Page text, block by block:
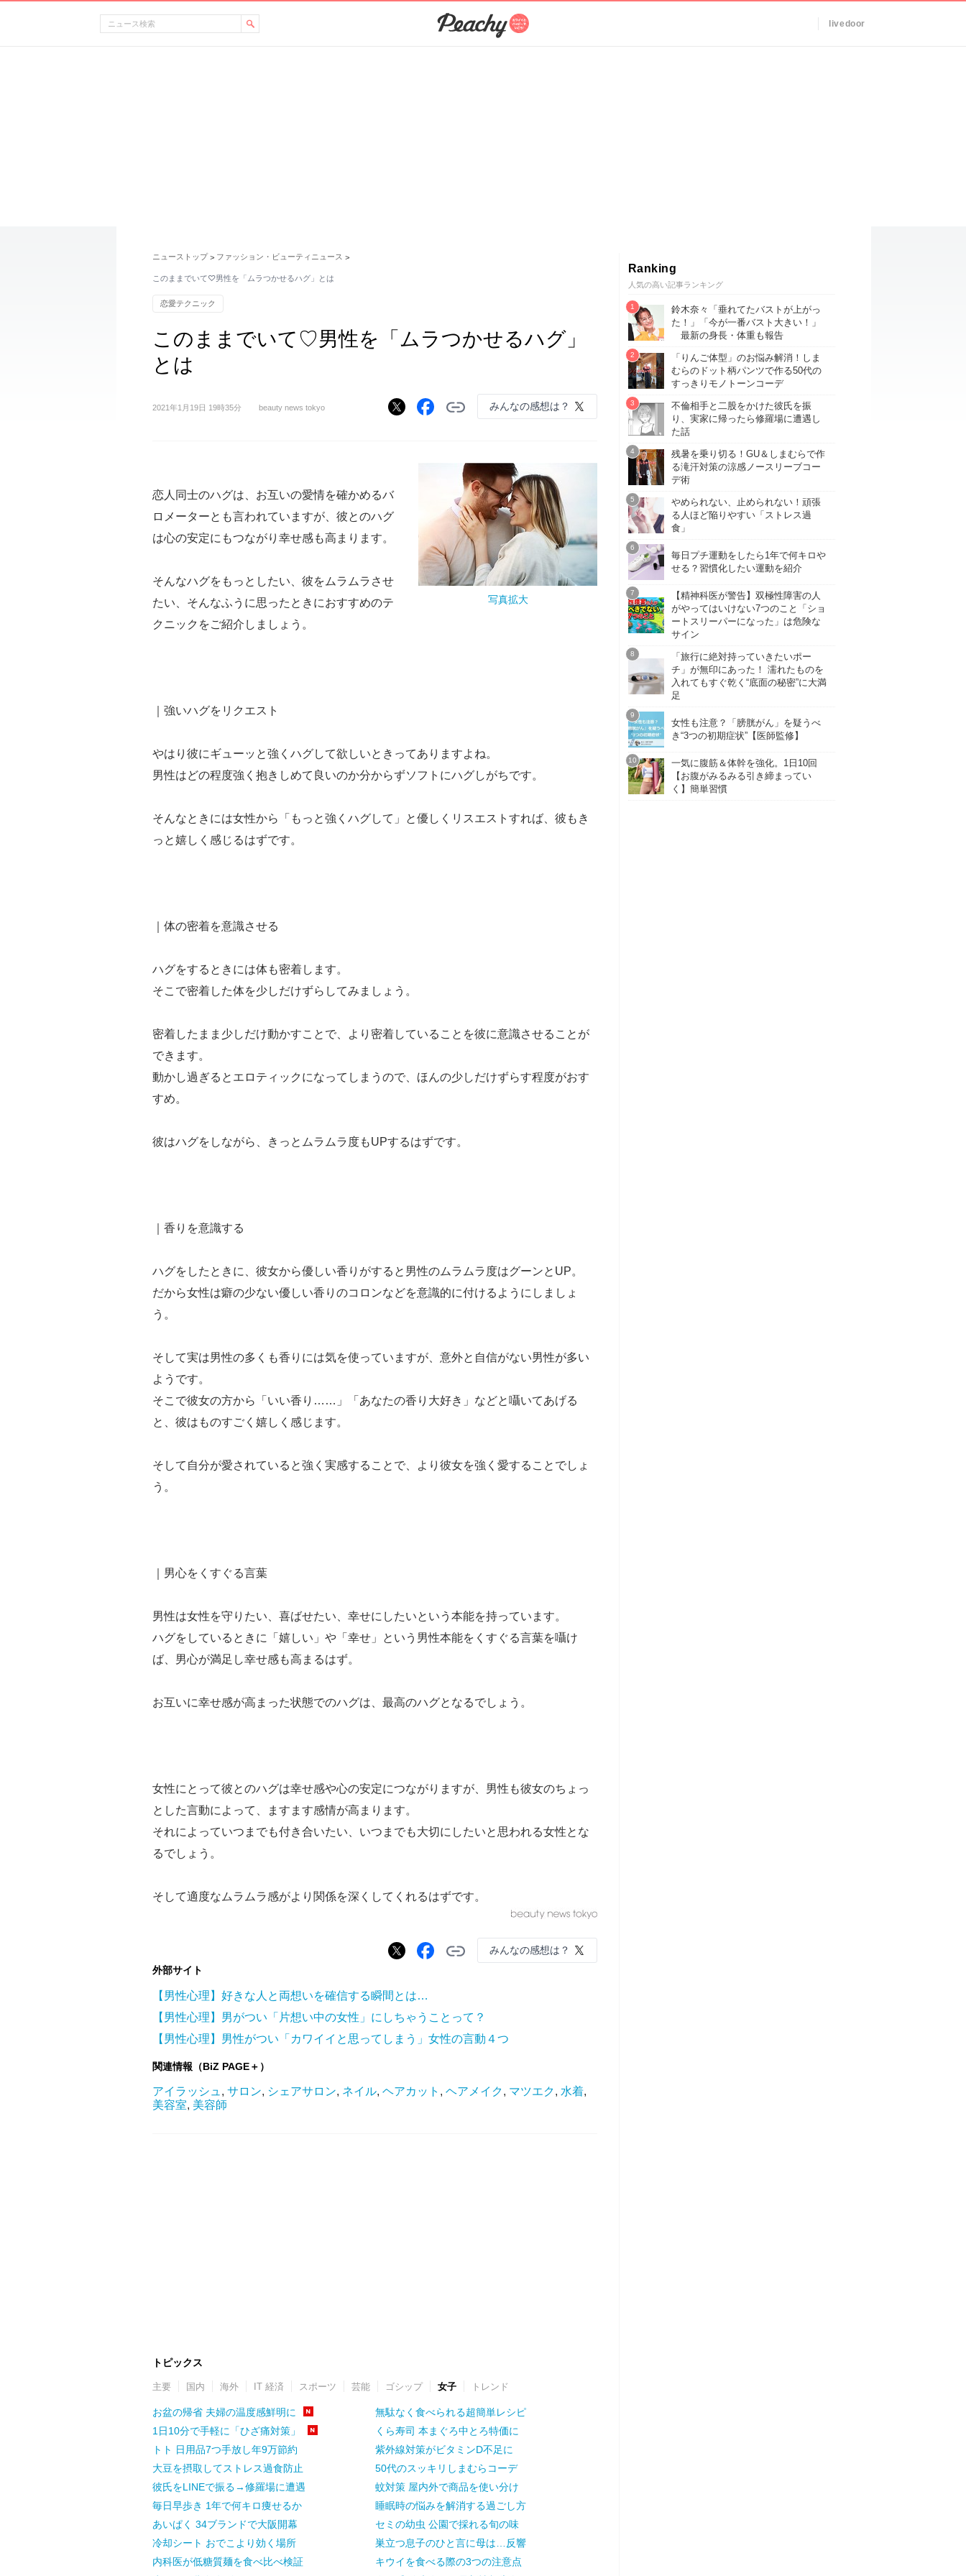
livedoor
ニューストップ > ファッション・ビューティニュース >
このままでいて♡男性を「ムラつかせるハグ」とは
恋愛テクニック
このままでいて♡男性を「ムラつかせるハグ」
とは
2021年1月19日 19時35分 beauty news tokyo みんなの感想は？
写真拡大
恋人同士のハグは、お互いの愛情を確かめるバ
ロメーターとも言われていますが、彼とのハグ
は心の安定にもつながり幸せ感も高まります。
そんなハグをもっとしたい、彼をムラムラさせ
たい、そんなふうに思ったときにおすすめのテ
クニックをご紹介しましょう。
｜強いハグをリクエスト
やはり彼にギューッと強くハグして欲しいときってありますよね。
男性はどの程度強く抱きしめて良いのか分からずソフトにハグしがちです。
そんなときには女性から「もっと強くハグして」と優しくリスエストすれば、彼もき
っと嬉しく感じるはずです。
｜体の密着を意識させる
ハグをするときには体も密着します。
そこで密着した体を少しだけずらしてみましょう。
密着したまま少しだけ動かすことで、より密着していることを彼に意識させることが
できます。
動かし過ぎるとエロティックになってしまうので、ほんの少しだけずらす程度がおす
すめ。
彼はハグをしながら、きっとムラムラ度もUPするはずです。
｜香りを意識する
ハグをしたときに、彼女から優しい香りがすると男性のムラムラ度はグーンとUP。
だから女性は癖の少ない優しい香りのコロンなどを意識的に付けるようにしましょ
う。
そして実は男性の多くも香りには気を使っていますが、意外と自信がない男性が多い
ようです。
そこで彼女の方から「いい香り……」「あなたの香り大好き」などと囁いてあげる
と、彼はものすごく嬉しく感じます。
そして自分が愛されていると強く実感することで、より彼女を強く愛することでしょ
う。
｜男心をくすぐる言葉
男性は女性を守りたい、喜ばせたい、幸せにしたいという本能を持っています。
ハグをしているときに「嬉しい」や「幸せ」という男性本能をくすぐる言葉を囁け
ば、男心が満足し幸せ感も高まるはず。
お互いに幸せ感が高まった状態でのハグは、最高のハグとなるでしょう。
女性にとって彼とのハグは幸せ感や心の安定につながりますが、男性も彼女のちょっ
とした言動によって、ますます感情が高まります。
それによっていつまでも付き合いたい、いつまでも大切にしたいと思われる女性とな
るでしょう。
そして適度なムラムラ感がより関係を深くしてくれるはずです。
みんなの感想は？
外部サイト
【男性心理】好きな人と両想いを確信する瞬間とは…
【男性心理】男がつい「片想い中の女性」にしちゃうことって？
【男性心理】男性がつい「カワイイと思ってしまう」女性の言動４つ
関連情報（BiZ PAGE＋）
アイラッシュ , サロン, シェアサロン, ネイル, ヘアカット , ヘアメイク, マツエク, 水着,
美容室, 美容師
トピックス
主要 国内 海外 IT 経済 スポーツ 芸能 ゴシップ 女子 トレンド
お盆の帰省 夫婦の温度感鮮明に
1日10分で手軽に「ひざ痛対策」
トト 日用品7つ手放し年9万節約
大豆を摂取してストレス過食防止
彼氏をLINEで振る→修羅場に遭遇
毎日早歩き 1年で何キロ痩せるか
あいぱく 34ブランドで大阪開幕
冷却シート おでこより効く場所
内科医が低糖質麺を食べ比べ検証
無駄なく食べられる超簡単レシピ
くら寿司 本まぐろ中とろ特価に
紫外線対策がビタミンD不足に
50代のスッキリしまむらコーデ
蚊対策 屋内外で商品を使い分け
睡眠時の悩みを解消する過ごし方
セミの幼虫 公園で採れる旬の味
巣立つ息子のひと言に母は…反響
キウイを食べる際の3つの注意点
Ranking
人気の高い記事ランキング
鈴木奈々「垂れてたバストが上がっ
た！」「今が一番バスト大きい！」
最新の身長・体重も報告
「りんご体型」のお悩み解消！しま
むらのドット柄パンツで作る50代の
すっきりモノトーンコーデ
不倫相手と二股をかけた彼氏を振
り、実家に帰ったら修羅場に遭遇し
た話
残暑を乗り切る！GU＆しまむらで作
る滝汗対策の涼感ノースリーブコー
デ術
やめられない、止められない！頑張
る人ほど陥りやすい「ストレス過
食」
毎日プチ運動をしたら1年で何キロや
せる？習慣化したい運動を紹介
【精神科医が警告】双極性障害の人
がやってはいけない7つのこと「ショ
ートスリーパーになった」は危険な
サイン
「旅行に絶対持っていきたいポー
チ」が無印にあった！ 濡れたものを
入れてもすぐ乾く“底面の秘密”に大満
足
女性も注意？「膀胱がん」を疑うべ
き“3つの初期症状”【医師監修】
一気に腹筋＆体幹を強化。1日10回
【お腹がみるみる引き締まってい
く】簡単習慣